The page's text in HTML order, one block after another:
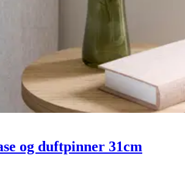
og duftpinner 31cm